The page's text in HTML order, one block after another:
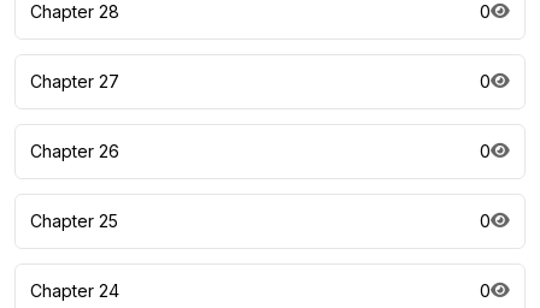
Chapter 28 0
Chapter 27 0
Chapter 26 0
Chapter 25 0
Chapter 24 0